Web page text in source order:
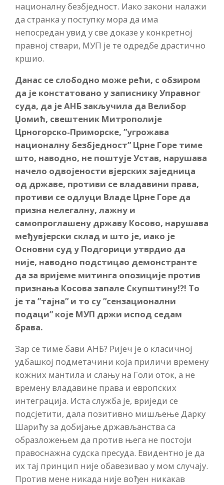
националну безбједност. Иако закони налажи
да странка у поступку мора да има
непосредан увид у све доказе у конкретној
правној ствари, МУП је те одредбе драстично
кршио.
Данас се слободно може рећи, с обзиром
да је констатовано у записнику Управног
суда, да је АНБ закључила да Велибор
Џомић, свештеник Митрополије
Црногорско-Приморске, ”угрожава
националну безбједност” Црне Горе тиме
што, наводно, не поштује Устав, нарушава
начело одвојености вјерских заједница
од државе, противи се владавини права,
противи се одлуци Владе Црне Горе да
призна нелегалну, лажну и
самопроглашену државу Косово, нарушава
међувјерски склад и што је, иако је
Основни суд у Подгорици утврдио да
није, наводно подстицао демонстранте
да за вријеме митинга опозиције против
признања Косова запале Скупштину!?! То
је та ”тајна” и то су ”сензационални
подаци” које МУП држи испод седам
брава.
Зар се тиме бави АНБ? Ријеч је о класичној
удбашкој подметачини која приличи времену
кожних мантила и слању на Голи оток, а не
времену владавине права и европских
интеграција. Иста служба је, вриједи се
подсјетити, дала позитивно мишљење Дарку
Шарићу за добијање држављанства са
образложењем да против њега не постоји
правоснажна судска пресуда. Евидентно је да
их тај принцип није обавезивао у мом случају.
Против мене никада није вођен никакав